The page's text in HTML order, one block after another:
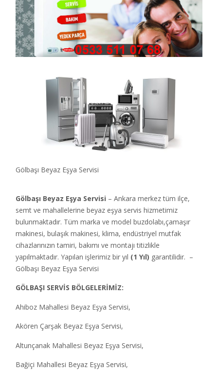
Gölbaşı Beyaz Eşya Servisi
Gölbaşı Beyaz Eşya Servisi – Ankara merkez tüm ilçe,
semt ve mahallelerine beyaz eşya servis hizmetimiz
bulunmaktadır. Tüm marka ve model buzdolabı,çamaşır
makinesi, bulaşık makinesi, klima, endüstriyel mutfak
cihazlarınızın tamiri, bakımı ve montajı titizlikle
yapılmaktadır. Yapılan işlerimiz bir yıl (1 Yıl) garantilidir. –
Gölbaşı Beyaz Eşya Servisi
GÖLBAŞI SERVİS BÖLGELERİMİZ:
Ahiboz Mahallesi Beyaz Eşya Servisi,
Akören Çarşak Beyaz Eşya Servisi,
Altunçanak Mahallesi Beyaz Eşya Servisi,
Bağiçi Mahallesi Beyaz Eşya Servisi,